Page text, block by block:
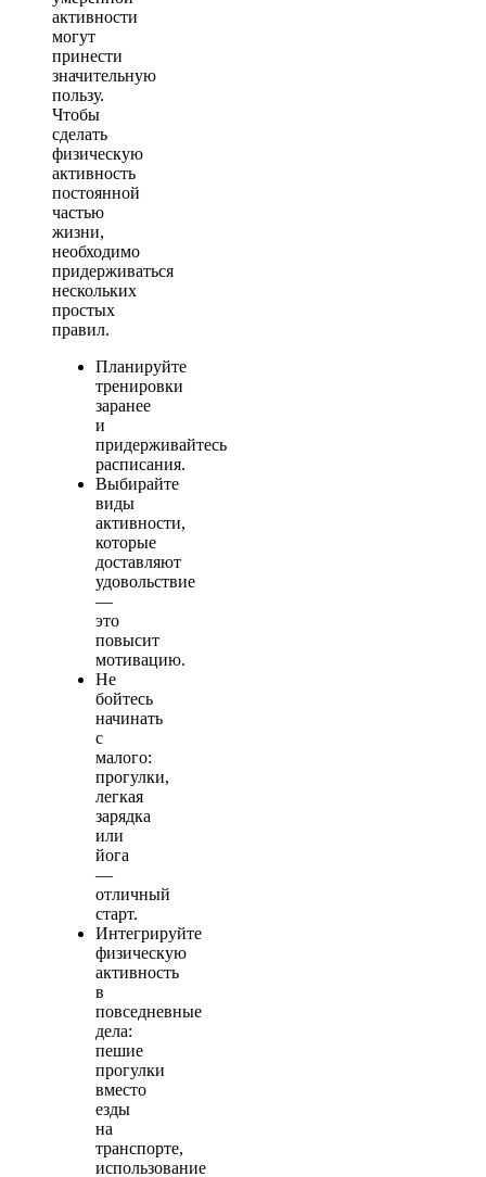
активности
могут
принести
значительную
пользу.
Чтобы
сделать
физическую
активность
постоянной
частью
жизни,
необходимо
придерживаться
нескольких
простых
правил.
Планируйте
тренировки
заранее
и
придерживайтесь
расписания.
Выбирайте
виды
активности,
которые
доставляют
удовольствие
—
это
повысит
мотивацию.
Не
бойтесь
начинать
с
малого:
прогулки,
легкая
зарядка
или
йога
—
отличный
старт.
Интегрируйте
физическую
активность
в
повседневные
дела:
пешие
прогулки
вместо
езды
на
транспорте,
использование